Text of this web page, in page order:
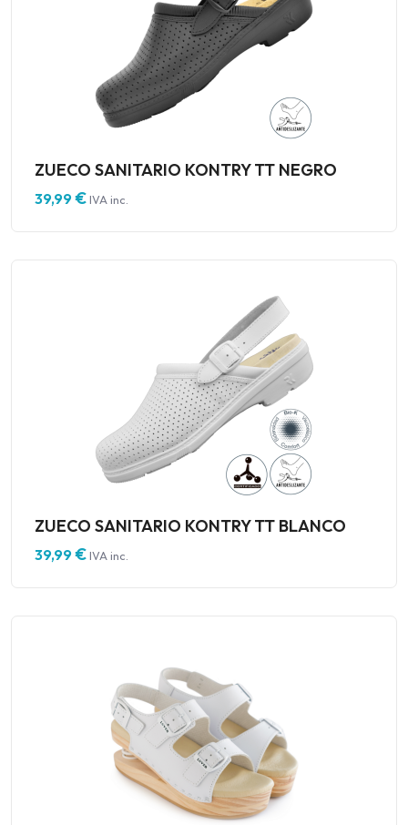
ZUECO SANITARIO KONTRY TT NEGRO
39,99 €IVA inc.
ZUECO SANITARIO KONTRY TT BLANCO
39,99 €IVA inc.